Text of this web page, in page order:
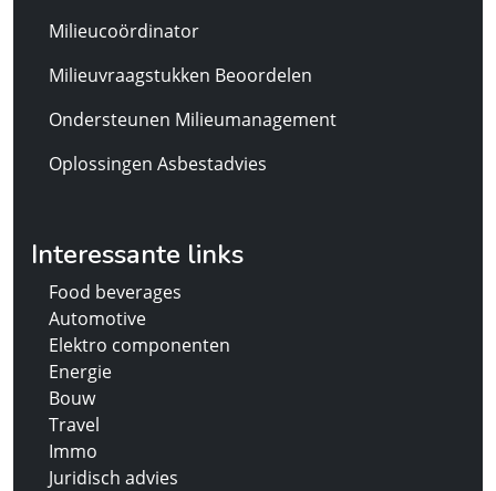
Milieucoördinator
Milieuvraagstukken Beoordelen
Ondersteunen Milieumanagement
Oplossingen Asbestadvies
Interessante links
Food beverages
Automotive
Elektro componenten
Energie
Bouw
Travel
Immo
Juridisch advies